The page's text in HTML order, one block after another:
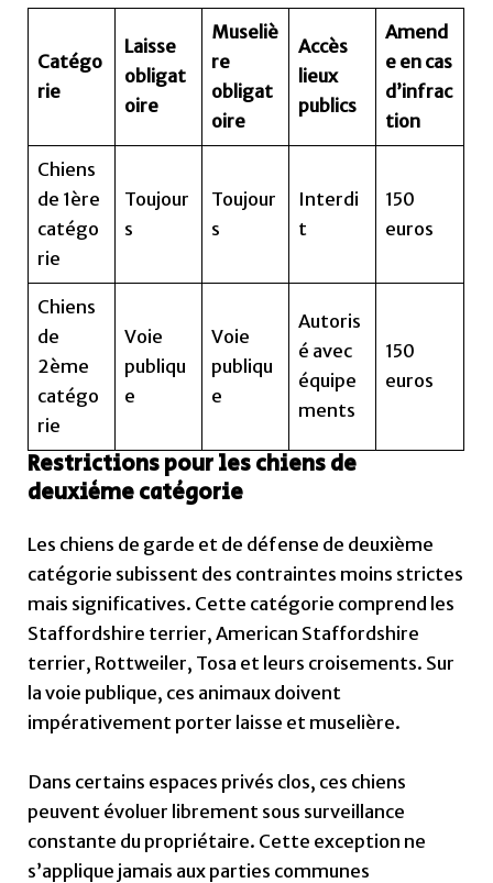
Catégo
rie
Laisse
obligat
oire
Museliè
re
obligat
oire
Accès
lieux
publics
Amend
e en cas
d’infrac
tion
Chiens
de 1ère
catégo
rie
Toujour
s
Toujour
s
Interdi
t
150
euros
Chiens
de
2ème
catégo
rie
Voie
publiqu
e
Voie
publiqu
e
Autoris
é avec
équipe
ments
150
euros
Restrictions pour les chiens de
deuxième catégorie
Les chiens de garde et de défense de deuxième
catégorie subissent des contraintes moins strictes
mais significatives. Cette catégorie comprend les
Staffordshire terrier, American Staffordshire
terrier, Rottweiler, Tosa et leurs croisements. Sur
la voie publique, ces animaux doivent
impérativement porter laisse et muselière.
Dans certains espaces privés clos, ces chiens
peuvent évoluer librement sous surveillance
constante du propriétaire. Cette exception ne
s’applique jamais aux parties communes